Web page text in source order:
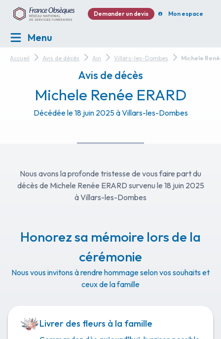
Demander un devis Mon espace
Menu
Accueil Avis de décès Ain Villars-les-Dombes Michele
Avis de décès
Michele Renée ERARD
Décédée le 18 juin 2025 à Villars-les-Dombes
Nous avons la profonde tristesse de vous faire part du
décès de Michele Renée ERARD survenu le 18 juin 2025
à Villars-les-Dombes
Honorez sa mémoire lors de la
cérémonie
Nous vous invitons à rendre hommage selon vos souhaits et
ceux de la famille
Livrer des fleurs à la famille